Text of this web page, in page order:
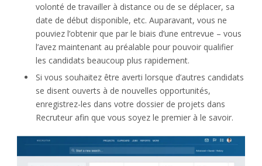
volonté de travailler à distance ou de se déplacer, sa
date de début disponible, etc. Auparavant, vous ne
pouviez l’obtenir que par le biais d’une entrevue – vous
l’avez maintenant au préalable pour pouvoir qualifier
les candidats beaucoup plus rapidement.
Si vous souhaitez être averti lorsque d’autres candidats
se disent ouverts à de nouvelles opportunités,
enregistrez-les dans votre dossier de projets dans
Recruteur afin que vous soyez le premier à le savoir.